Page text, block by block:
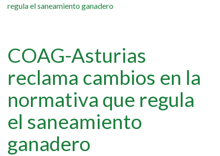
regula el saneamiento ganadero
COAG-Asturias
reclama cambios en la
normativa que regula
el saneamiento
ganadero